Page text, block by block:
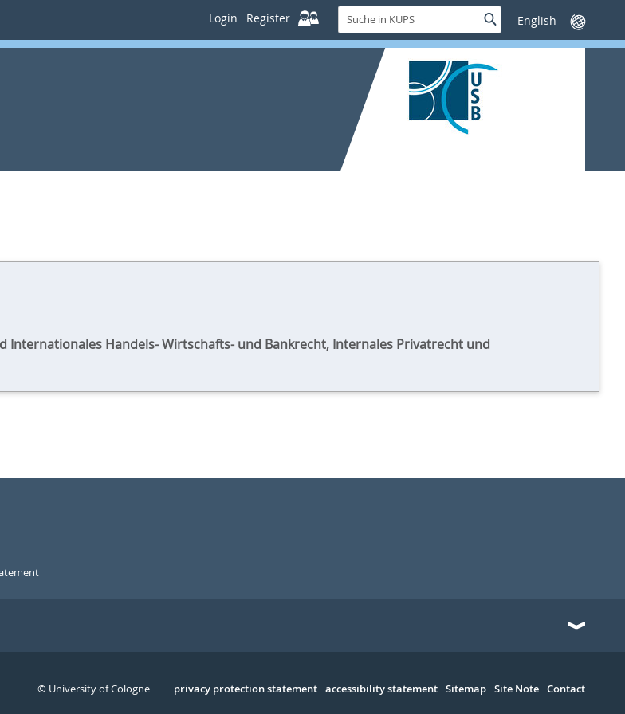
Login Register
Suche
in
KUPS
SucheSprache
wechseln
Internationales Handels- Wirtschafts- und Bankrecht, Internales Privatrecht und
Serivce
privacy protection statement accessibility statement Sitemap Site Note Contact
© University of Cologne